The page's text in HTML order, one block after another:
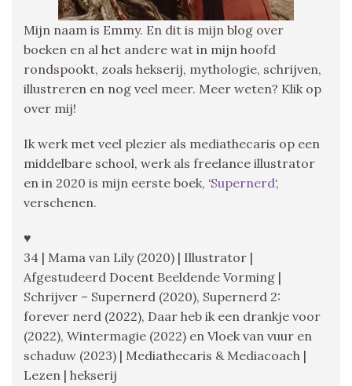
Mijn naam is Emmy. En dit is mijn blog over
boeken en al het andere wat in mijn hoofd
rondspookt, zoals hekserij, mythologie, schrijven,
illustreren en nog veel meer. Meer weten? Klik op
over mij!
Ik werk met veel plezier als mediathecaris op een
middelbare school, werk als freelance illustrator
en in 2020 is mijn eerste boek, ‘Supernerd‘,
verschenen.
♥
34 | Mama van Lily (2020) | Illustrator |
Afgestudeerd Docent Beeldende Vorming |
Schrijver – Supernerd (2020), Supernerd 2:
forever nerd (2022), Daar heb ik een drankje voor
(2022), Wintermagie (2022) en Vloek van vuur en
schaduw (2023) | Mediathecaris & Mediacoach |
Lezen | hekserij